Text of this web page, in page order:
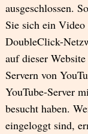
ausgeschlossen.
Sie sich ein Video
DoubleClick-
auf dieser
Servern von
YouTube-Server
besucht haben.
eingeloggt sind,